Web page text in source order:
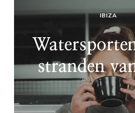
IBIZA
stranden